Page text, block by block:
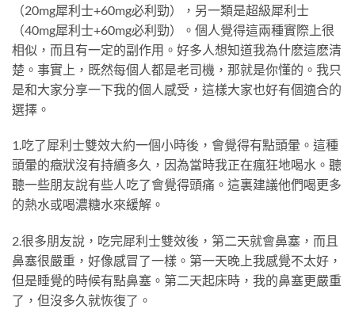
（20mg犀利士+60mg必利勁），另一類是超級犀利士
（40mg犀利士+60mg必利勁）。個人覺得這兩種實際上很
相似，而且有一定的副作用。好多人想知道我為什麽這麽清
楚。事實上，既然每個人都是老司機，那就是你懂的。我只
是和大家分享一下我的個人感受，這樣大家也好有個適合的
選擇。
1.吃了犀利士雙效大約一個小時後，會覺得有點頭暈。這種
頭暈的癥狀沒有持續多久，因為當時我正在瘋狂地喝水。聽
聽一些朋友說有些人吃了會覺得頭痛。這裏建議他們喝更多
的熱水或喝濃糖水來緩解。
2.很多朋友說，吃完犀利士雙效後，第二天就會鼻塞，而且
鼻塞很嚴重，好像感冒了一樣。第一天晚上我感覺不太好，
但是睡覺的時候有點鼻塞。第二天起床時，我的鼻塞更嚴重
了，但沒多久就恢復了。